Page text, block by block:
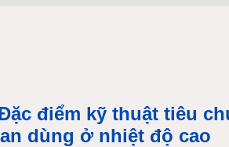
điểm kỹ thuật tiêu
dùng ở nhiệt độ cao